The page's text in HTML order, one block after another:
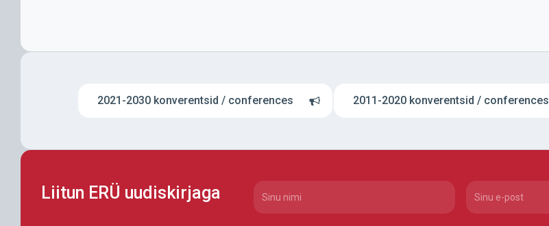
2021-2030 konverentsid / conferences 2011-2020 konverentsid / conferences
Liitun ERÜ uudiskirjaga
CAPTCHA Nimi(Required) Email(Required)